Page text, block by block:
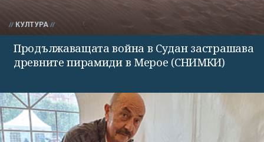
КУЛТУРА
Продължаващата война в Судан застрашава
древните пирамиди в Мерое (СНИМКИ)